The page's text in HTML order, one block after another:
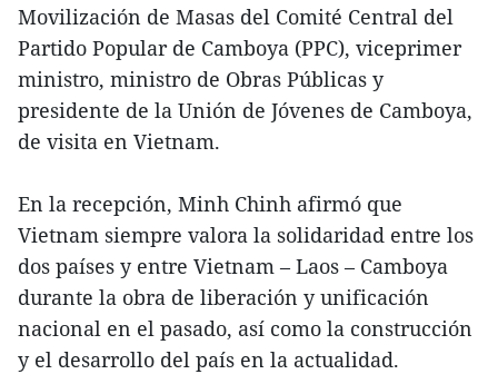
Movilización de Masas del Comité Central del
Partido Popular de Camboya (PPC), viceprimer
ministro, ministro de Obras Públicas y
presidente de la Unión de Jóvenes de Camboya,
de visita en Vietnam.
En la recepción, Minh Chinh afirmó que
Vietnam siempre valora la solidaridad entre los
dos países y entre Vietnam – Laos – Camboya
durante la obra de liberación y unificación
nacional en el pasado, así como la construcción
y el desarrollo del país en la actualidad.